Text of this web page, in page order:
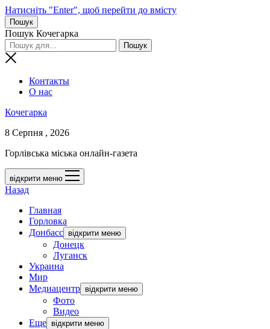
Натисніть "Enter", щоб перейти до вмісту
Пошук
Пошук Кочегарка
Контакты
О нас
Кочегарка
8 Серпня , 2026
Горлівська міська онлайн-газета
відкрити меню
Назад
Главная
Горловка
Донбасс відкрити меню
Донецк
Луганск
Украина
Мир
Медиацентр відкрити меню
Фото
Видео
Еще відкрити меню